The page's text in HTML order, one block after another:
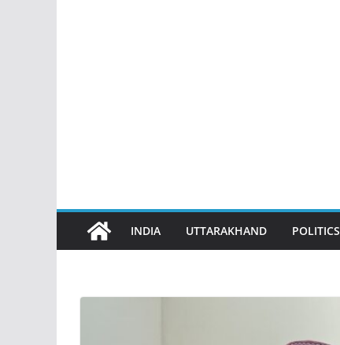
INDIA UTTARAKHAND POLITICS